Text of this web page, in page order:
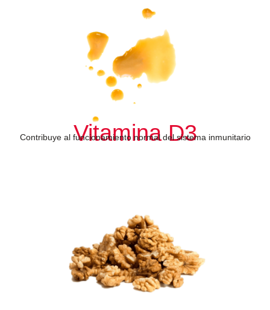
Vitamina D3
Contribuye al funcionamiento normal del sistema inmunitario